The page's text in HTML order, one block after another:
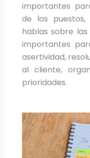
importantes
de los
hablas sobre
importantes
asertividad,
al cliente,
prioridades.